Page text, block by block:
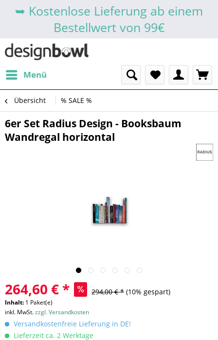
➥ Kostenlose Lieferung ab einem
Bestellwert von 99€
Menü
Übersicht % SALE %
6er Set Radius Design - Booksbaum
Wandregal horizontal
264,60 € * 294,00 € * (10% gespart)
Inhalt: 1 Paket(e)
inkl. MwSt.zzgl. Versandkosten
Versandkostenfreie Lieferung in DE!
Lieferzeit ca. 2 Werktage